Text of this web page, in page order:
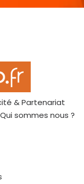
& Partenariat
Qui sommes nous ?